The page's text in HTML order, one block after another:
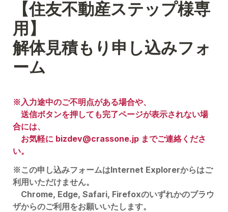
【住友不動産ステップ様専
用】
解体見積もり申し込みフォ
ーム
※入力途中のご不明点がある場合や、
送信ボタンを押しても完了ページが表示されない場
合には、
お気軽に bizdev@crassone.jp までご連絡くださ
い。
※この申し込みフォームはInternet Explorerからはご
利用いただけません。
Chrome, Edge, Safari, Firefoxのいずれかのブラウ
ザからのご利用をお願いいたします。